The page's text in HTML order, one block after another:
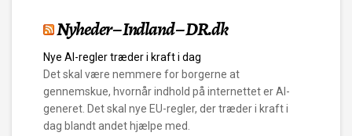
Nyheder – Indland – DR.dk
Nye AI-regler træder i kraft i dag
Det skal være nemmere for borgerne at
gennemskue, hvornår indhold på internettet er AI-
generet. Det skal nye EU-regler, der træder i kraft i
dag blandt andet hjælpe med.